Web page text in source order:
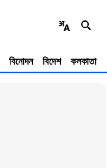
বিনোদন বিদেশ কলকাতা